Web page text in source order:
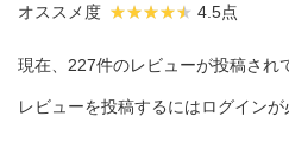
オススメ度 4.5点
現在、227件のレビューが投稿され
レビューを投稿するにはログインが